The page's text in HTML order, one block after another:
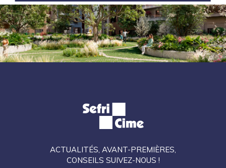
ACTUALITÉS, AVANT-PREMIÈRES,
CONSEILS SUIVEZ-NOUS !